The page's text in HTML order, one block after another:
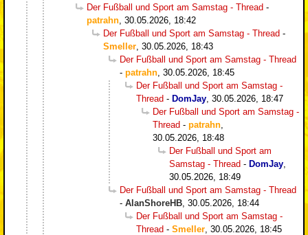
Der Fußball und Sport am Samstag - Thread -
patrahn 30.05.2026, 18:42
Der Fußball und Sport am Samstag - Thread -
Smeller 30.05.2026, 18:43
Der Fußball und Sport am Samstag - Thread
- patrahn 30.05.2026, 18:45
Der Fußball und Sport am Samstag -
Thread - DomJay 30.05.2026, 18:47
Der Fußball und Sport am Samstag -
Thread - patrahn
30.05.2026, 18:48
Der Fußball und Sport am
Samstag - Thread - DomJay
30.05.2026, 18:49
Der Fußball und Sport am Samstag - Thread
- AlanShoreHB 30.05.2026, 18:44
Der Fußball und Sport am Samstag -
Thread - Smeller 30.05.2026, 18:45